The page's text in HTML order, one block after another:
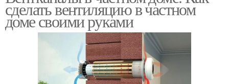
сделать вентиляцию в частном
доме своими руками